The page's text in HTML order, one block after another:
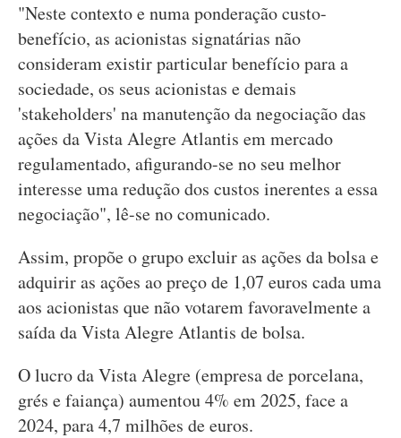
"Neste contexto e numa ponderação custo-
benefício, as acionistas signatárias não
consideram existir particular benefício para a
sociedade, os seus acionistas e demais
'stakeholders' na manutenção da negociação das
ações da Vista Alegre Atlantis em mercado
regulamentado, afigurando-se no seu melhor
interesse uma redução dos custos inerentes a essa
negociação", lê-se no comunicado.
Assim, propõe o grupo excluir as ações da bolsa e
adquirir as ações ao preço de 1,07 euros cada uma
aos acionistas que não votarem favoravelmente a
saída da Vista Alegre Atlantis de bolsa.
O lucro da Vista Alegre (empresa de porcelana,
grés e faiança) aumentou 4% em 2025, face a
2024, para 4,7 milhões de euros.